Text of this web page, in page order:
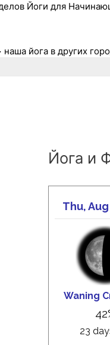
Йоги для
наша йога в других
Йога и